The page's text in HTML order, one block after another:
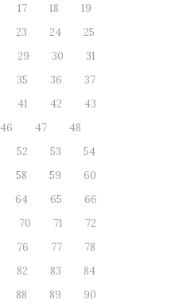
17 18
19
23 24
25
29 30
31
35 36
37
41 42
43
46 47
48
52 53
54
58 59
60
64 65
66
70 71
72
76 77
78
82 83
84
88 89
90